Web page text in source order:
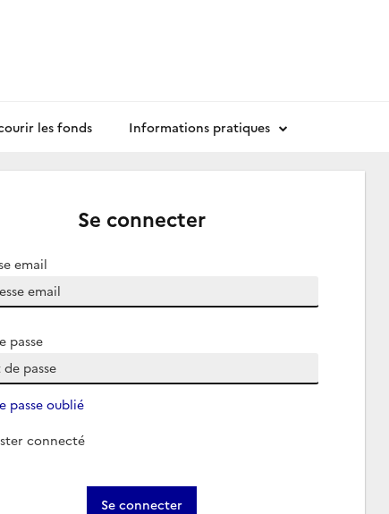
les fonds Informations pratiques
Se connecter
email
passe
passe oublié
connecté
Se connecter